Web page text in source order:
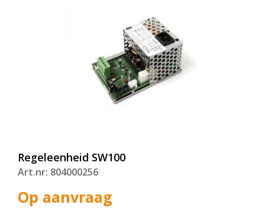
Regeleenheid SW100
Art.nr: 804000256
Op aanvraag